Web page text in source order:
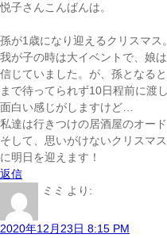
悦子さんこんばんは。
孫が1歳になり迎えるクリスマス。
我が子の時は大イベントで、娘
信じていました。が、孫となる
まで待ってられず10日程前に渡
面白い感じがしますけど…
私達は行きつけの居酒屋のオード
そして、思いがけないクリスマ
に明日を迎えます！
返信
ミミ より:
2020年12月23日 8:15 PM